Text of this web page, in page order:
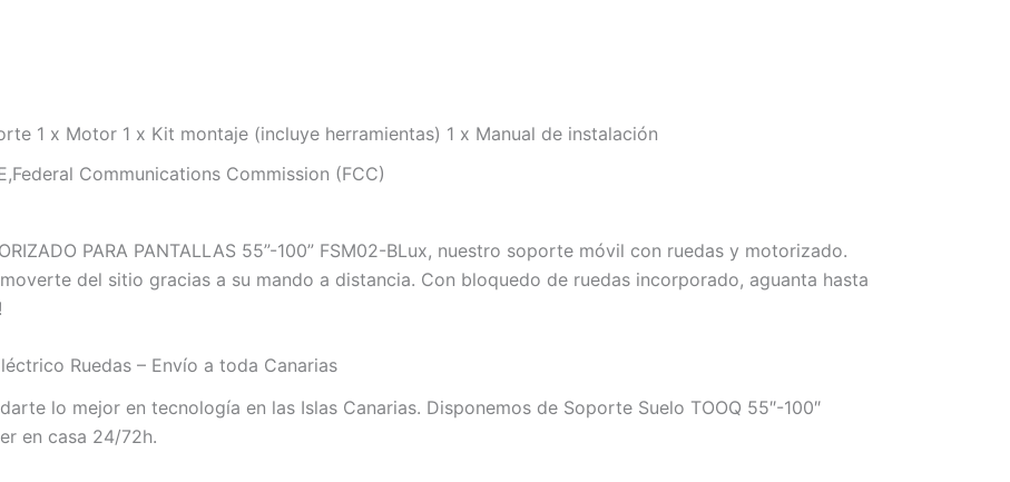
1 x Motor 1 x Kit montaje (incluye herramientas) 1 x Manual de instalación
Communications Commission (FCC)
PARA PANTALLAS 55”-100” FSM02-BLux, nuestro soporte móvil con ruedas y motorizado.
del sitio gracias a su mando a distancia. Con bloquedo de ruedas incorporado, aguanta hasta
Ruedas – Envío a toda Canarias
lo mejor en tecnología en las Islas Canarias. Disponemos de Soporte Suelo TOOQ 55″-100″
en casa 24/72h.